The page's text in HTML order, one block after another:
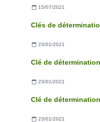
15/07/2021
23/01/2021
23/01/2021
23/01/2021